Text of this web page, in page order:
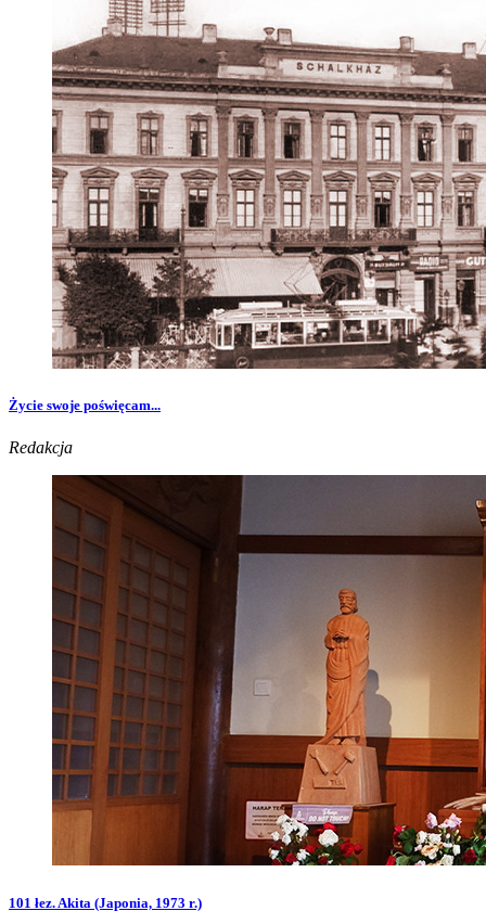
Życie swoje poświęcam...
Redakcja
101 łez. Akita (Japonia, 1973 r.)